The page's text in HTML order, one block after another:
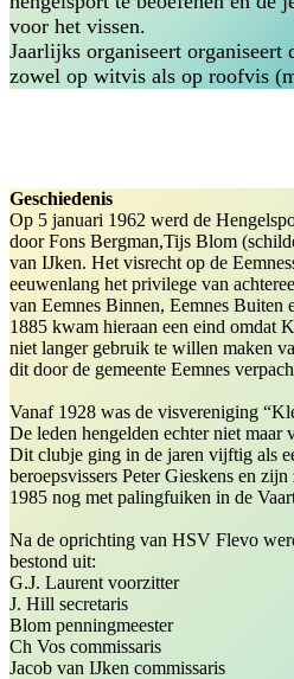
voor het vissen.
Jaarlijks organiseert
zowel op witvis als op roofvis
Geschiedenis
Op 5 januari 1962 werd de
door Fons Bergman,Tijs Blom
van IJken. Het visrecht op de
eeuwenlang het privilege van
van Eemnes Binnen, Eemnes
1885 kwam hieraan een eind omdat
niet langer gebruik te willen maken
dit door de gemeente Eemnes
Vanaf 1928 was de visvereniging
De leden hengelden echter niet maar
Dit clubje ging in de jaren vijftig als
beroepsvissers Peter Gieskens en
1985 nog met palingfuiken in de
Na de oprichting van HSV Flevo
bestond uit:
G.J. Laurent voorzitter
J. Hill secretaris
Blom penningmeester
Ch Vos commissaris
Jacob van IJken commissaris